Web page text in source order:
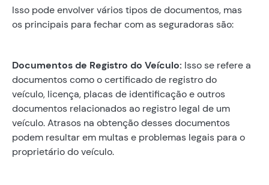
Isso pode envolver vários tipos de documentos, mas
os principais para fechar com as seguradoras são:
Documentos de Registro do Veículo: Isso se refere a
documentos como o certificado de registro do
veículo, licença, placas de identificação e outros
documentos relacionados ao registro legal de um
veículo. Atrasos na obtenção desses documentos
podem resultar em multas e problemas legais para o
proprietário do veículo.